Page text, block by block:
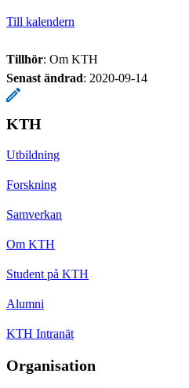
Till kalendern
Tillhör: Om KTH
Senast ändrad: 2020-09-14
KTH
Utbildning
Forskning
Samverkan
Om KTH
Student på KTH
Alumni
KTH Intranät
Organisation